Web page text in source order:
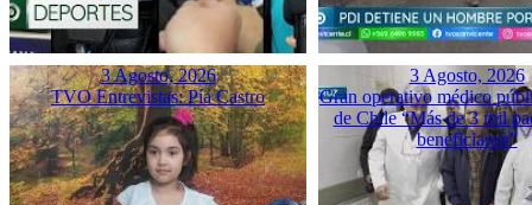
3 Agosto, 2026
TVO Entrevistas: Pía Castro
3 Agosto, 2026
Gran operativo médico
de Chile “Más de 3 mil
beneficiaron”